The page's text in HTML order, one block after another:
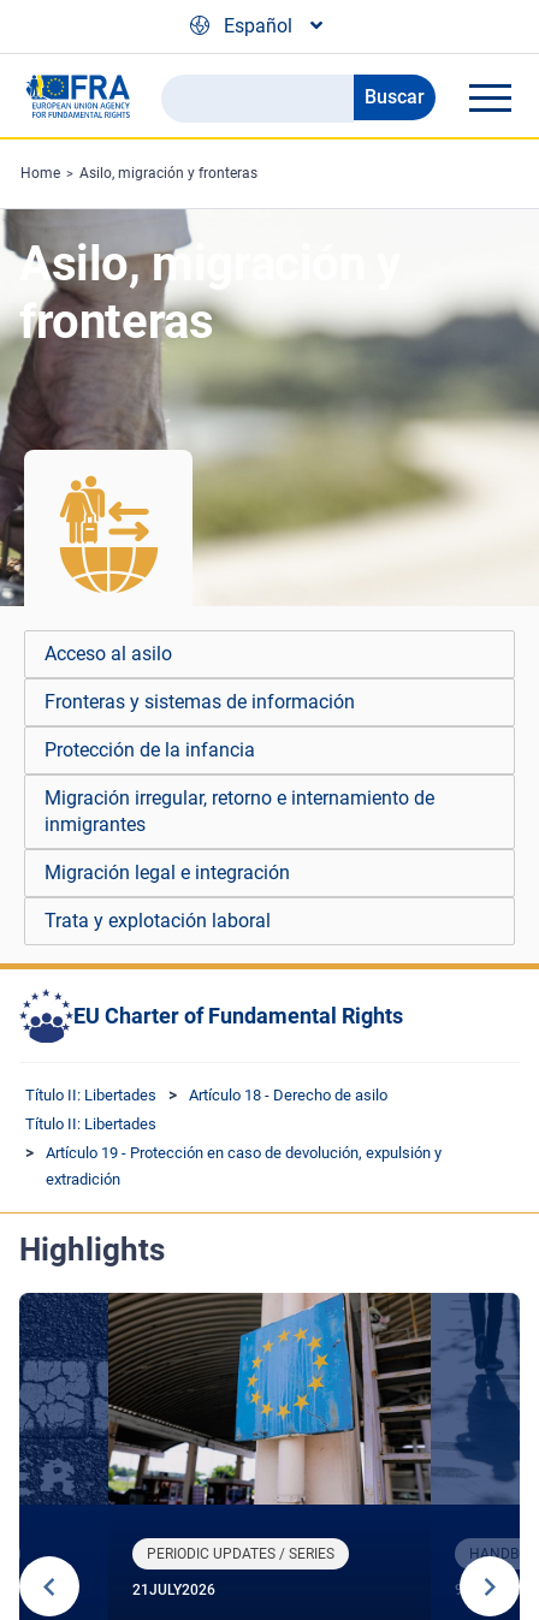
Español
Search
the
FRA
website
Buscar
Home Asilo, migración y fronteras
Asilo, migración y
fronteras
Acceso al asilo
Fronteras y sistemas de información
Protección de la infancia
Migración irregular, retorno e internamiento de
inmigrantes
Migración legal e integración
Trata y explotación laboral
EU Charter of Fundamental Rights
Título II: Libertades
Artículo 18 - Derecho de asilo
Título II: Libertades
Artículo 19 - Protección en caso de devolución, expulsión y
extradición
Highlights
PERIODIC UPDATES / SERIES
21 JULY2026 9 JUNE 2026